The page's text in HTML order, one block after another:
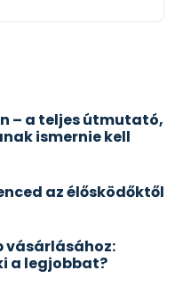
– a teljes útmutató,
ismernie kell
az élősködőktől
vásárlásához:
a legjobbat?